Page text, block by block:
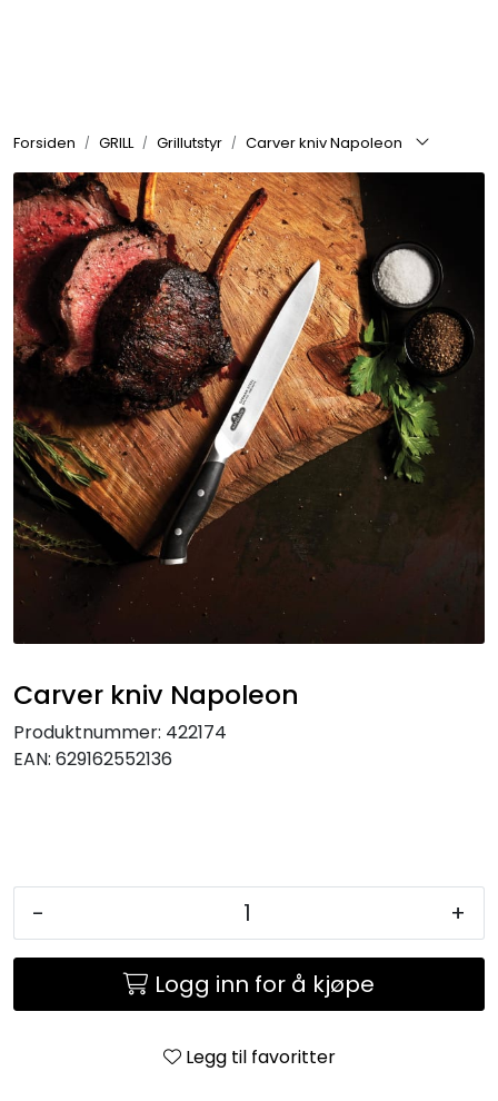
Forsiden GRILL Grillutstyr Carver kniv Napoleon
Carver kniv Napoleon
Produktnummer: 422174
EAN: 629162552136
- +
Logg inn for å kjøpe
Legg til favoritter
UTEMILJØ
FRITID
VERKTØY
HJEM
TEKSTIL
KJØKKEN
MØBLER
GAVESETT
ACCESSORIES
JUL